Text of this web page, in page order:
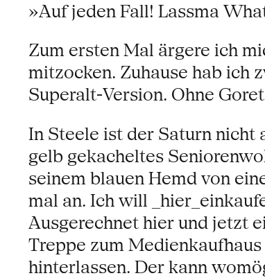
»Auf jeden Fall! Lassma
Zum ersten Mal ärgere ich
mitzocken. Zuhause hab ich
Superalt-Version. Ohne
In Steele ist der Saturn nicht
gelb gekacheltes
seinem blauen Hemd von
mal an. Ich will
Ausgerechnet hier und jetzt
Treppe zum
hinterlassen. Der kann